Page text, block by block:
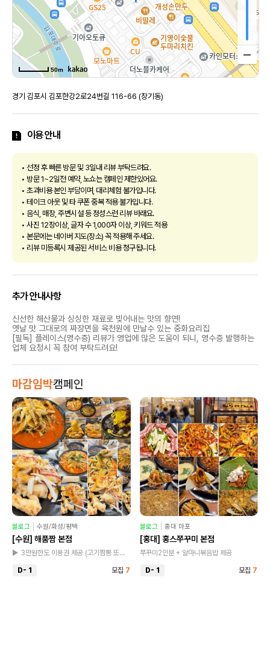
50m
경기 김포시 김포한강2로24번길 116-66 (장기동)
이용 안내
• 선정 후 빠른 방문 및 3일내 리뷰 부탁드려요.
• 방문 1~2일전 예약, 노쇼는 캠페인 제한있어요.
• 초과비용 본인 부담이며, 대리체험 불가입니다.
• 테이크 아웃 및 타 쿠폰 중복 적용 불가입니다.
• 음식, 매장, 주변시설 등 정성스런 리뷰 바래요.
• 사진 12장이상, 글자 수 1,000자 이상, 키워드 적용
• 본문에는 네이버 지도(장소) 꼭 적용해 주세요.
• 리뷰 미등록시 제공된 서비스 비용 청구됩니다.
추가 안내사항
신선한 해산물과 싱싱한 재료로 빚어내는 맛의 향연!
옛날 맛 그대로의 짜장면을 육천원에 만날수 있는 중화요리집
[필독] 플레이스(영수증) 리뷰가 영업에 많은 도움이 되니, 영수증 발행하는
업체 요청시 꼭 참여 부탁드려요!
마감임박캠페인
블로그 수원/화성/평택
[수원] 해품짬 본점
▶ 3만원한도 이용권 제공 (고기짬뽕 또는 알곤니짬뽕 꼭 선택)
D- 1 모집 7
블로그 홍대 마포
[홍대] 홍스쭈꾸미 본점
쭈꾸미2인분 + 알마니볶음밥 제공
D- 1 모집 7